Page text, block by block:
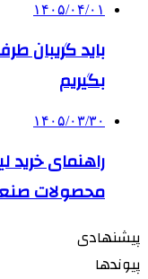
۱۴۰۵/۰۴/۰۱
باید گریبان
بگیریم
۱۴۰۵/۰۳/۳۰
راهنمای خرید
محصولات
پیشنهادی
پیوندها